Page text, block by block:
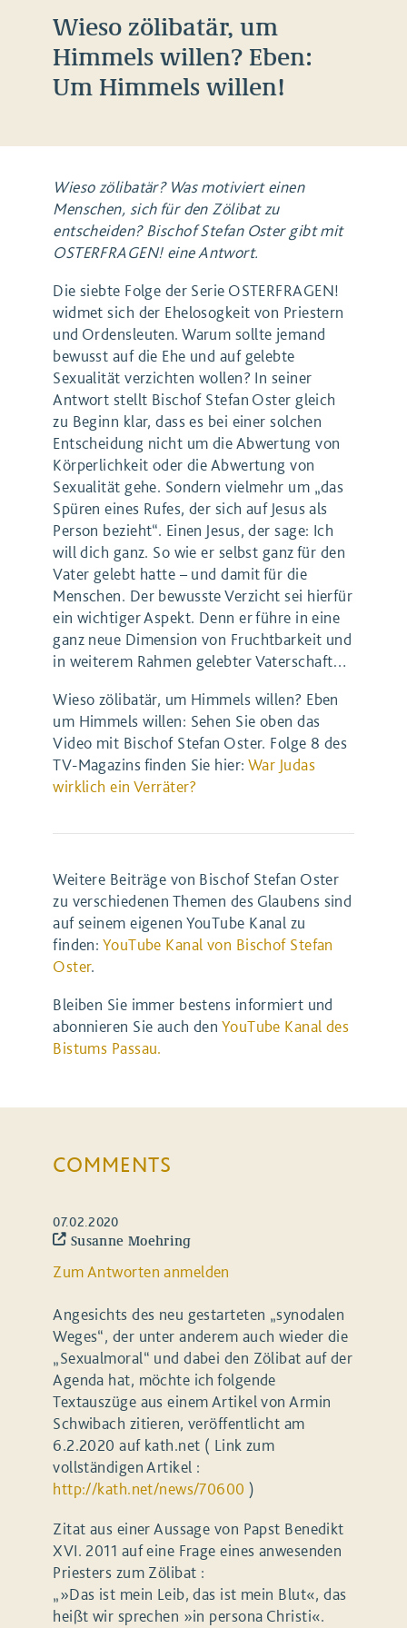
Wieso zölibatär, um
Himmels willen? Eben:
Um Himmels willen!
Wieso zölibatär? Was motiviert einen
Menschen, sich für den Zölibat zu
entscheiden? Bischof Stefan Oster gibt mit
OSTERFRAGEN! eine Antwort.
Die siebte Folge der Serie OSTERFRAGEN!
widmet sich der Ehelosogkeit von Priestern
und Ordensleuten. Warum sollte jemand
bewusst auf die Ehe und auf gelebte
Sexualität verzichten wollen? In seiner
Antwort stellt Bischof Stefan Oster gleich
zu Beginn klar, dass es bei einer solchen
Entscheidung nicht um die Abwertung von
Körperlichkeit oder die Abwertung von
Sexualität gehe. Sondern vielmehr um „das
Spüren eines Rufes, der sich auf Jesus als
Person bezieht“. Einen Jesus, der sage: Ich
will dich ganz. So wie er selbst ganz für den
Vater gelebt hatte – und damit für die
Menschen. Der bewusste Verzicht sei hierfür
ein wichtiger Aspekt. Denn er führe in eine
ganz neue Dimension von Fruchtbarkeit und
in weiterem Rahmen gelebter Vaterschaft…
Wieso zölibatär, um Himmels willen? Eben
um Himmels willen: Sehen Sie oben das
Video mit Bischof Stefan Oster. Folge 8 des
TV-Magazins finden Sie hier: War Judas
wirklich ein Verräter?
Weitere Beiträge von Bischof Stefan Oster
zu verschiedenen Themen des Glaubens sind
auf seinem eigenen YouTube Kanal zu
finden: YouTube Kanal von Bischof Stefan
Oster.
Bleiben Sie immer bestens informiert und
abonnieren Sie auch den YouTube Kanal des
Bistums Passau.
COMMENTS
07.02.2020
Susanne Moehring
Zum Antworten anmelden
Angesichts des neu gestarteten „synodalen
Weges“, der unter anderem auch wieder die
„Sexualmoral“ und dabei den Zölibat auf der
Agenda hat, möchte ich folgende
Textauszüge aus einem Artikel von Armin
Schwibach zitieren, veröffentlicht am
6.2.2020 auf kath.net ( Link zum
vollständigen Artikel :
http://kath.net/news/70600 )
Zitat aus einer Aussage von Papst Benedikt
XVI. 2011 auf eine Frage eines anwesenden
Priesters zum Zölibat :
„»Das ist mein Leib, das ist mein Blut«, das
heißt wir sprechen »in persona Christi«.